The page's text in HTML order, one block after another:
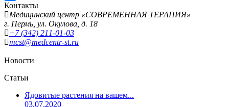
Контакты
Медицинский центр «СОВРЕМЕННАЯ ТЕРАПИЯ»
г. Пермь, ул. Окулова, д. 18
+7 (342) 211-01-03
mcst@medcentr-st.ru
Новости
Статьи
Ядовитые растения на вашем...
03.07.2020